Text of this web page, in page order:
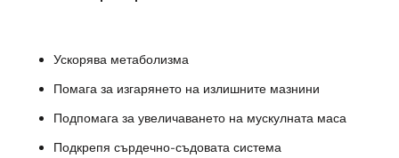
Ускорява метаболизма
Помага за изгарянето на излишните мазнини
Подпомага за увеличаването на мускулната маса
Подкрепя сърдечно-съдовата система